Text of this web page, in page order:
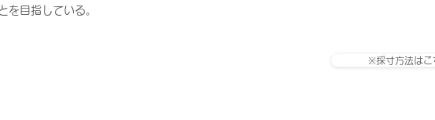
を目指している。
※採寸方法はこ